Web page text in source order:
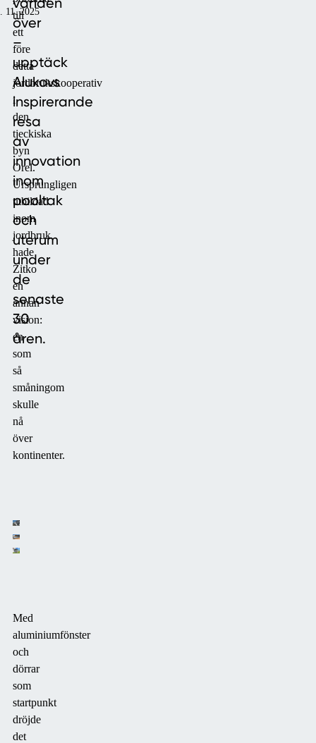
11. 2025
över
–
upptäck
Alukovs
inspirerande
resa
av
innovation
inom
pooltak
och
uterum
under
de
senaste
30
åren.
till
ett
före
detta
jordbrukskooperativ
i
den
tjeckiska
byn
Orel.
Ursprungligen
utbildad
inom
jordbruk
hade
Zitko
en
annan
vision:
en
som
så
småningom
skulle
nå
över
kontinenter.
Med
aluminiumfönster
och
dörrar
som
startpunkt
dröjde
det